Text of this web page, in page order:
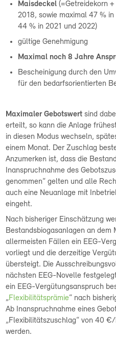
Maisdeckel (=Getreidekorn
2018, sowie maximal 47 %
44 % in 2021 und 2022)
gültige Genehmigung
Maximal noch 8 Jahre
Bescheinigung durch den
für den bedarfsorientierten
Maximaler Gebotswert sind
erteilt, so kann die Anlage
in diesen Modus wechseln,
einem Monat. Der Zuschlag
Anzumerken ist, dass die
Inanspruchnahme des
genommen“ gelten und alle
auch eine Neuanlage mit
eingeht.
Nach bisheriger Einschätzung
Bestandsbiogasanlagen an dem
allermeisten Fällen ein EEG-
vorliegt und die derzeitige
übersteigt. Die
nächsten EEG-Novelle
ein EEG-Vergütungsanspruch
„Flexibilitätsprämie“ nach
Ab Inanspruchnahme eines
„Flexibilitätszuschlag“ von 40
werden.